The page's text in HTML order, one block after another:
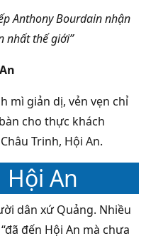
Anthony Bourdain nhận
nhất thế giới”
mì giản dị, vẻn vẹn chỉ
cho thực khách
Trinh, Hội An.
An
dân xứ Quảng. Nhiều
đến Hội An mà chưa